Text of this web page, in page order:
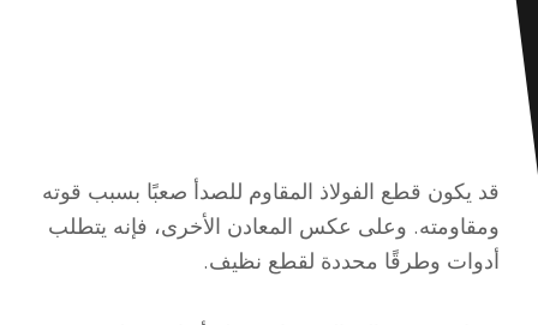
قد يكون قطع الفولاذ المقاوم للصدأ صعبًا بسبب قوته
ومقاومته. وعلى عكس المعادن الأخرى، فإنه يتطلب
أدوات وطرقًا محددة لقطع نظيف.